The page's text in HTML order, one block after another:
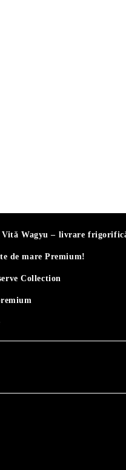
Vită Wagyu – livrare
de mare Premium!
Collection